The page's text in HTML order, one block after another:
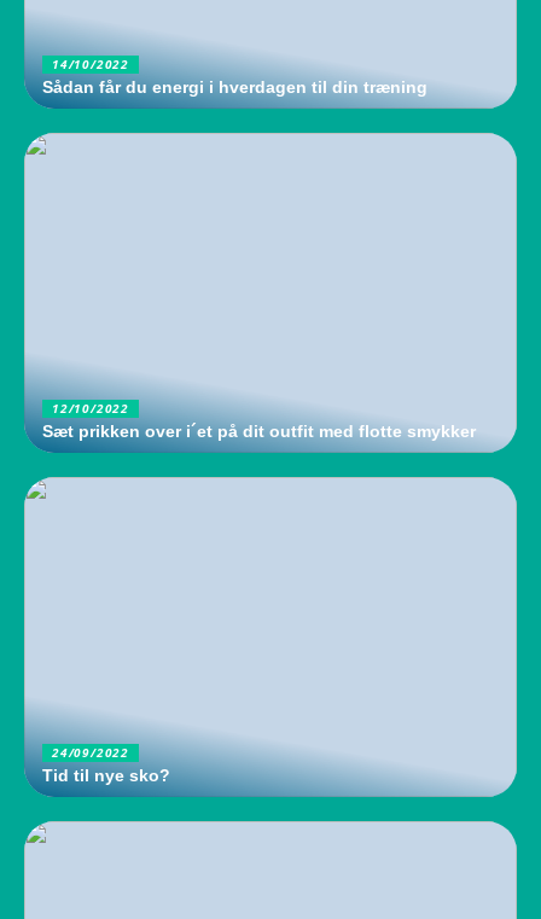
14/10/2022
Sådan får du energi i hverdagen til din træning
12/10/2022
Sæt prikken over i´et på dit outfit med flotte smykker
24/09/2022
Tid til nye sko?